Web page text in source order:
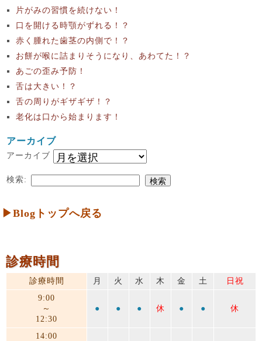
片がみの習慣を続けない！
口を開ける時顎がずれる！？
赤く腫れた歯茎の内側で！？
お餅が喉に詰まりそうになり、あわてた！？
あごの歪み予防！
舌は大きい！？
舌の周りがギザギザ！？
老化は口から始まります！
アーカイブ
アーカイブ
検索:
▶Blogトップへ戻る
診療時間
診療時間 月 火 水 木 金 土
日祝
9:00
～
12:30
● ● ● 休 ● ● 休
14:00